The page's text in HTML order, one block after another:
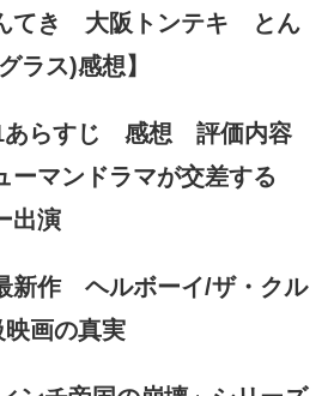
んてき 大阪トンテキ とん
ラス)感想】
あらすじ 感想 評価内容
ーマンドラマが交差する
ー出演
新作 ヘルボーイ/ザ・クル
画の真実